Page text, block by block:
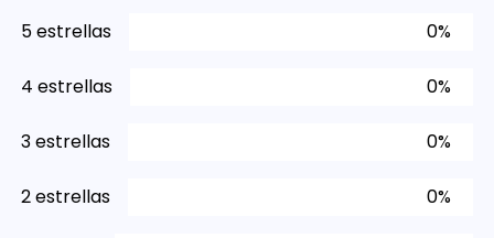
5 estrellas
0%
4 estrellas 0%
3 estrellas 0%
2 estrellas 0%